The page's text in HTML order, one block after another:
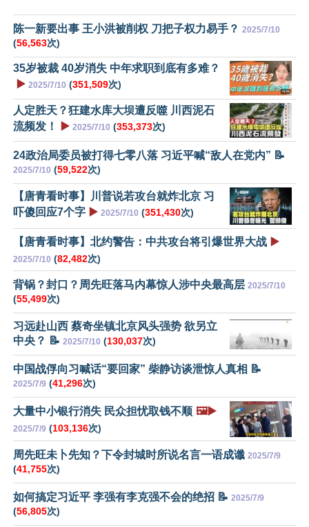
陈一新要出事 王小洪被削权 刀把子权力易手？ 2025/7/10
(56,563次)
35岁被裁 40岁消失 中年求职到底有多难？
▶️ 2025/7/10 (351,509次)
人定胜天？狂建水库大坝遭反噬 川西泥石
流频发！
▶️ 2025/7/10 (353,373次)
24政治局委员被打得七零八落 习近平喊“敌人在党内” 📝
2025/7/10 (59,522次)
【唐青看时事】川普说若攻台就炸北京 习
吓傻回应7个字 ▶️ 2025/7/10 (351,430次)
【唐青看时事】北约警告：中共攻台将引爆世界大战 ▶️
2025/7/10 (82,482次)
背锅？封口？周先旺落马内幕惊人涉中央最高层 2025/7/10
(55,499次)
习远赴山西 蔡奇坐镇北京风头强势 欲另立
中央？ 📝 2025/7/10 (130,037次)
中国战俘向习喊话“要回家” 柴静访谈泄惊人真相 📝
2025/7/9 (41,296次)
大量中小银行消失 民众担忧取钱不顺 🖼️▶️
2025/7/9 (103,136次)
周先旺未卜先知？下令封城时所说名言一语成谶 2025/7/9
(41,755次)
如何搞定习近平 李强有李克强不会的绝招 📝 2025/7/9
(56,805次)